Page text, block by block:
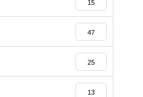
15
47
25
13